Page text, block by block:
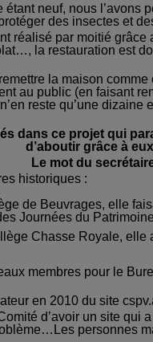
étant neuf, nous l’avons
des insectes et
réalisé par moitié grâce
la restauration est
la maison
au public (en faisant
n’en reste qu’une dizaine
dans ce projet qui
d’aboutir grâce à
Le mot du
historiques :
de Beuvrages, elle
Journées du
Chasse Royale,
membres pour le
en 2010 du site
d’avoir un site qui
personnes